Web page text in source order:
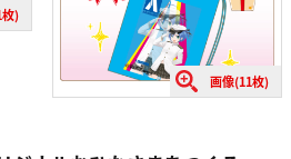
)
画像(11枚)